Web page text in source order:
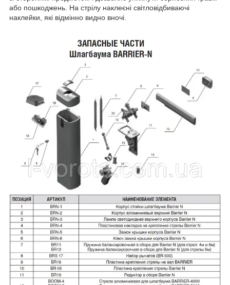
або пошкоджень. На стрілу наклеєні світловідбиваючі
наклейки, які відмінно видно вночі.